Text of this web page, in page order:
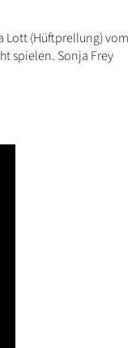
Lott (Hüftprellung) vom
spielen. Sonja Frey